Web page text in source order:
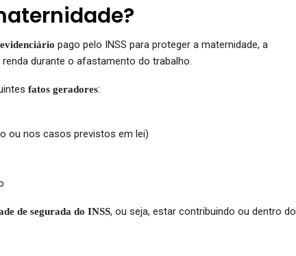
pago pelo INSS para proteger a maternidade, a
durante o afastamento do trabalho.
fatos geradores:
ou nos casos previstos em lei)
de segurada do INSS, ou seja, estar contribuindo ou dentro do